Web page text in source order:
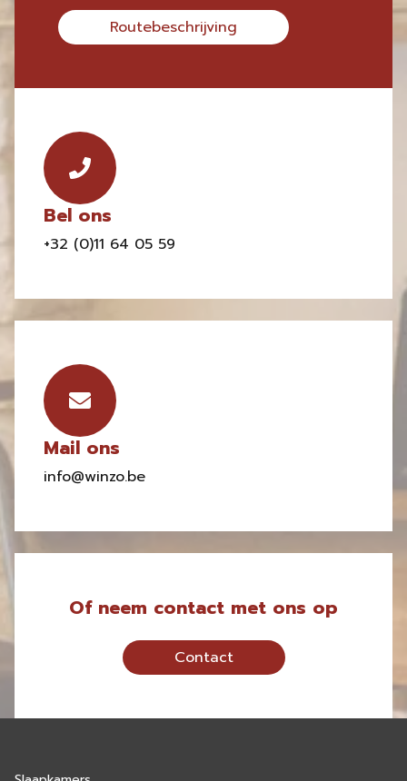
Routebeschrijving
Bel ons
+32 (0)11 64 05 59
Mail ons
info@winzo.be
Of neem contact met ons op
Contact